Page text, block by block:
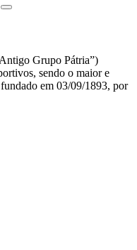
Grupo Pátria”)
sendo o maior e
em 03/09/1893, por